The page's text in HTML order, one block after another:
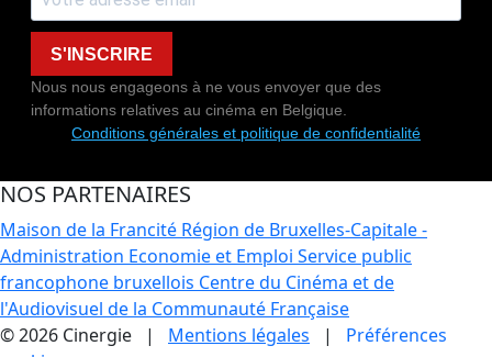
S'INSCRIRE
Nous nous engageons à ne vous envoyer que des
informations relatives au cinéma en Belgique.
Conditions générales et politique de confidentialité
NOS PARTENAIRES
Maison de la Francité Région de Bruxelles-Capitale -
Administration Economie et Emploi Service public
francophone bruxellois Centre du Cinéma et de
l'Audiovisuel de la Communauté Française
© 2026 Cinergie | Mentions légales | Préférences